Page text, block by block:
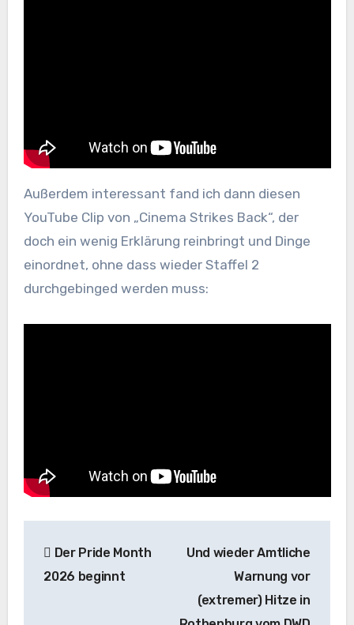
Außerdem interessant fand ich dann diesen
YouTube Clip von „Cinema Strikes Back“, der
doch ein wenig Erklärung reinbringt und Dinge
einordnet, ohne dass wieder Staffel 2
durchgebinged werden muss:
Der Pride Month
2026 beginnt
Und wieder Amtliche
Warnung vor
(extremer) Hitze in